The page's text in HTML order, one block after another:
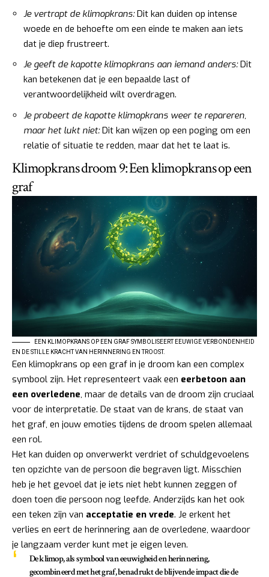
Je vertrapt de klimopkrans:Dit kan duiden op intense
woede en de behoefte om een einde te maken aan iets
dat je diep frustreert.
Je geeft de kapotte klimopkrans aan iemand anders:Dit
kan betekenen dat je een bepaalde last of
verantwoordelijkheid wilt overdragen.
Je probeert de kapotte klimopkrans weer te repareren,
maar het lukt niet:Dit kan wijzen op een poging om een
relatie of situatie te redden, maar dat het te laat is.
Klimopkrans droom 9: Een klimopkrans op een
graf
EEN KLIMOPKRANS OP EEN GRAF SYMBOLISEERT EEUWIGE VERBONDENHEID
EN DE STILLE KRACHT VAN HERINNERING EN TROOST.
Een klimopkrans op een graf in je droom kan een complex
symbool zijn. Het representeert vaak een eerbetoon aan
een overledene, maar de details van de droom zijn cruciaal
voor de interpretatie. De staat van de krans, de staat van
het graf, en jouw emoties tijdens de droom spelen allemaal
een rol.
Het kan duiden op onverwerkt verdriet of schuldgevoelens
ten opzichte van de persoon die begraven ligt. Misschien
heb je het gevoel dat je iets niet hebt kunnen zeggen of
doen toen die persoon nog leefde. Anderzijds kan het ook
een teken zijn van acceptatie en vrede. Je erkent het
verlies en eert de herinnering aan de overledene, waardoor
je langzaam verder kunt met je eigen leven.
De klimop, als symbool van eeuwigheid en herinnering,
gecombineerd met het graf, benadrukt de blijvende impact die de